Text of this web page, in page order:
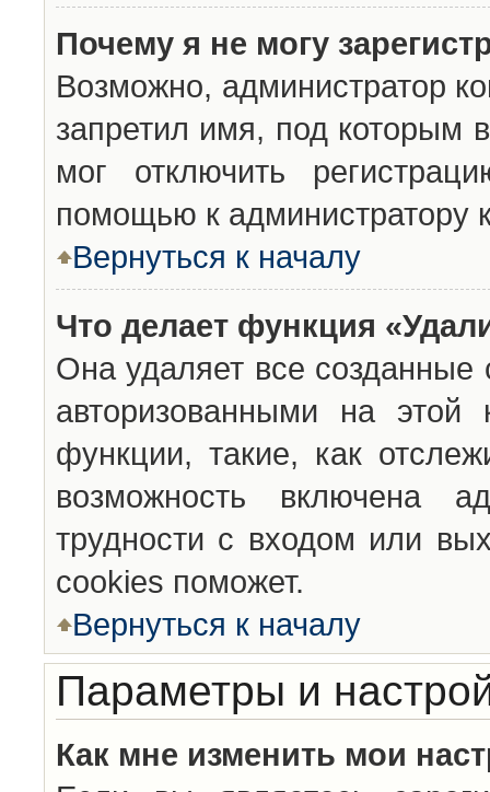
Почему я не могу
Возможно, администратор
запретил имя, под которым
мог отключить
помощью к администратору
Вернуться к началу
Что делает функция
Она удаляет все созданные
авторизованными на
функции, такие, как
возможность включена
трудности с входом или
cookies поможет.
Вернуться к началу
Параметры и
Как мне изменить мои